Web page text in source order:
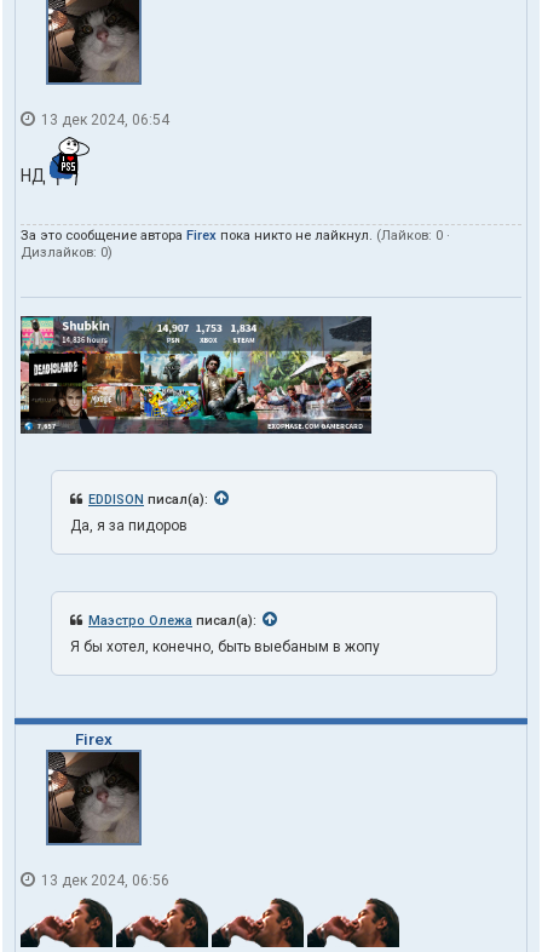
13 дек 2024, 06:54
НД
За это сообщение автора Firex пока никто не лайкнул. (Лайков: 0 ·
Дизлайков: 0)
EDDISON писал(а):
Да, я за пидоров
Маэстро Олежа писал(а):
Я бы хотел, конечно, быть выебаным в жопу
Firex
13 дек 2024, 06:56